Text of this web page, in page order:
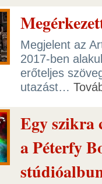
Megjelent az
2017-ben
erőteljes
utazást…
Egy szikra
a Péterfy